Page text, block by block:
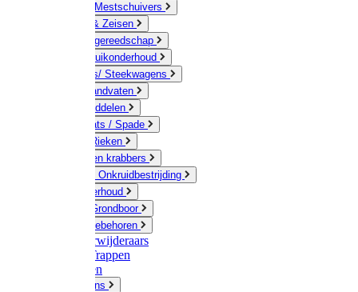
Sneeuw- / Mestschuivers
Baggeren & Zeisen
Elektrisch gereedschap
Boom / Struikonderhoud
Kruiwagens/ Steekwagens
Stelen / Handvaten
Tuinhulpmiddelen
Schop / Bats / Spade
Vorken & Rieken
Cultivator en krabbers
Schoffels / Onkruidbestrijding
Gazononderhoud
Hamers / Grondboor
Sledes / toebehoren
Onkruidverwijderaars
Ladders / Trappen
Werkbanken
Betonmolens